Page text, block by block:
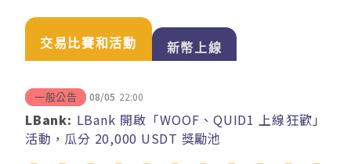
交易比賽和活動 新幣上線
一般公告 08/05 22:00
LBank: LBank 開啟「WOOF、QUID1 上線狂歡」
活動，瓜分 20,000 USDT 獎勵池